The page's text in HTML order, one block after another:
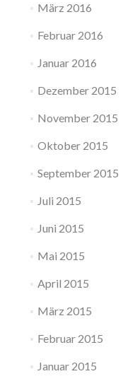
März 2016
Februar 2016
Januar 2016
Dezember 2015
November 2015
Oktober 2015
September 2015
Juli 2015
Juni 2015
Mai 2015
April 2015
März 2015
Februar 2015
Januar 2015